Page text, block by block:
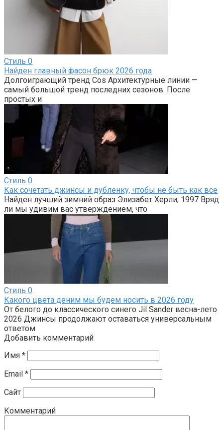
Стиль 0
Найден главный фасон брюк 2026 года
Долгоиграющий тренд Cos Архитектурные линии —
самый большой тренд последних сезонов. После
простых и
Стиль 0
Как сочетать джинсы и дубленку, чтобы не быть как все
Найден лучший зимний образ Элизабет Херли, 1997 Вряд
ли мы удивим вас утверждением, что
Стиль 0
Какого цвета деним мы будем носить в 2026 году
От белого до классического синего Jil Sander весна-лето
2026 Джинсы продолжают оставаться универсальным
ответом
Добавить комментарий
Имя *
Email *
Сайт
Комментарий